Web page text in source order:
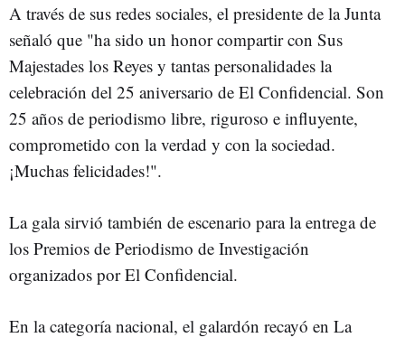
A través de sus redes sociales, el presidente de la Junta
señaló que "ha sido un honor compartir con Sus
Majestades los Reyes y tantas personalidades la
celebración del 25 aniversario de El Confidencial. Son
25 años de periodismo libre, riguroso e influyente,
comprometido con la verdad y con la sociedad.
¡Muchas felicidades!".
La gala sirvió también de escenario para la entrega de
los Premios de Periodismo de Investigación
organizados por El Confidencial.
En la categoría nacional, el galardón recayó en La